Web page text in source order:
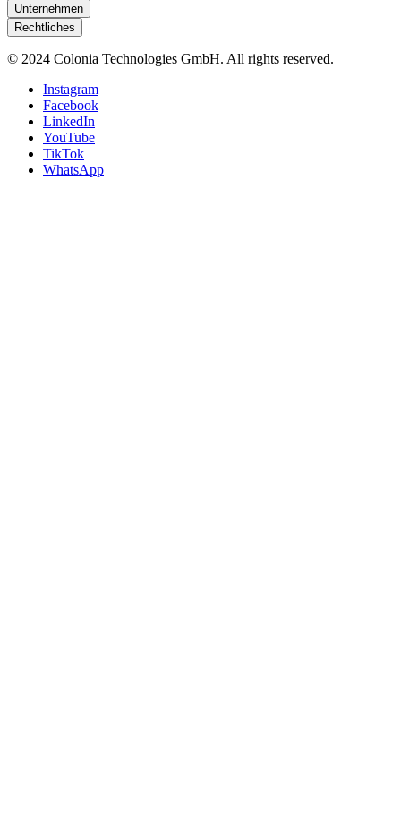
Unternehmen
Rechtliches
© 2024 Colonia Technologies GmbH. All rights reserved.
Instagram
Facebook
LinkedIn
YouTube
TikTok
WhatsApp